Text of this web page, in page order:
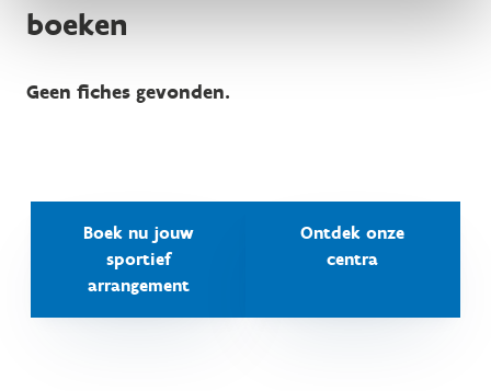
boeken
Geen fiches gevonden.
Boek nu jouw
sportief
arrangement
Ontdek onze
centra